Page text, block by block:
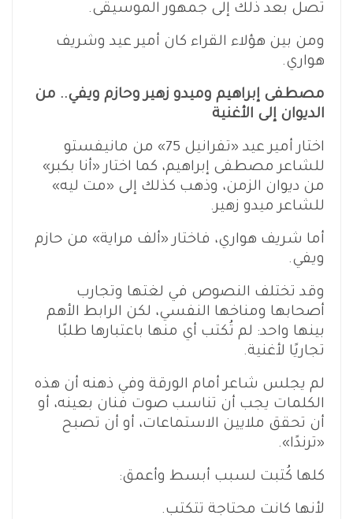
تصل بعد ذلك إلى جمهور الموسيقى.
ومن بين هؤلاء القراء كان أمير عيد وشريف
هواري.
مصطفى إبراهيم وميدو زهير وحازم ويفي.. من
الديوان إلى الأغنية
اختار أمير عيد «تفرانيل 75» من مانيفستو
للشاعر مصطفى إبراهيم، كما اختار «أنا بكبر»
من ديوان الزمن، وذهب كذلك إلى «مت ليه»
للشاعر ميدو زهير.
أما شريف هواري، فاختار «ألف مراية» من حازم
ويفي.
وقد تختلف النصوص في لغتها وتجارب
أصحابها ومناخها النفسي، لكن الرابط الأهم
بينها واحد: لم تُكتب أي منها باعتبارها طلبًا
تجاريًا لأغنية.
لم يجلس شاعر أمام الورقة وفي ذهنه أن هذه
الكلمات يجب أن تناسب صوت فنان بعينه، أو
أن تحقق ملايين الاستماعات، أو أن تصبح
«ترندًا».
كلها كُتبت لسبب أبسط وأعمق:
لأنها كانت محتاجة تتكتب.